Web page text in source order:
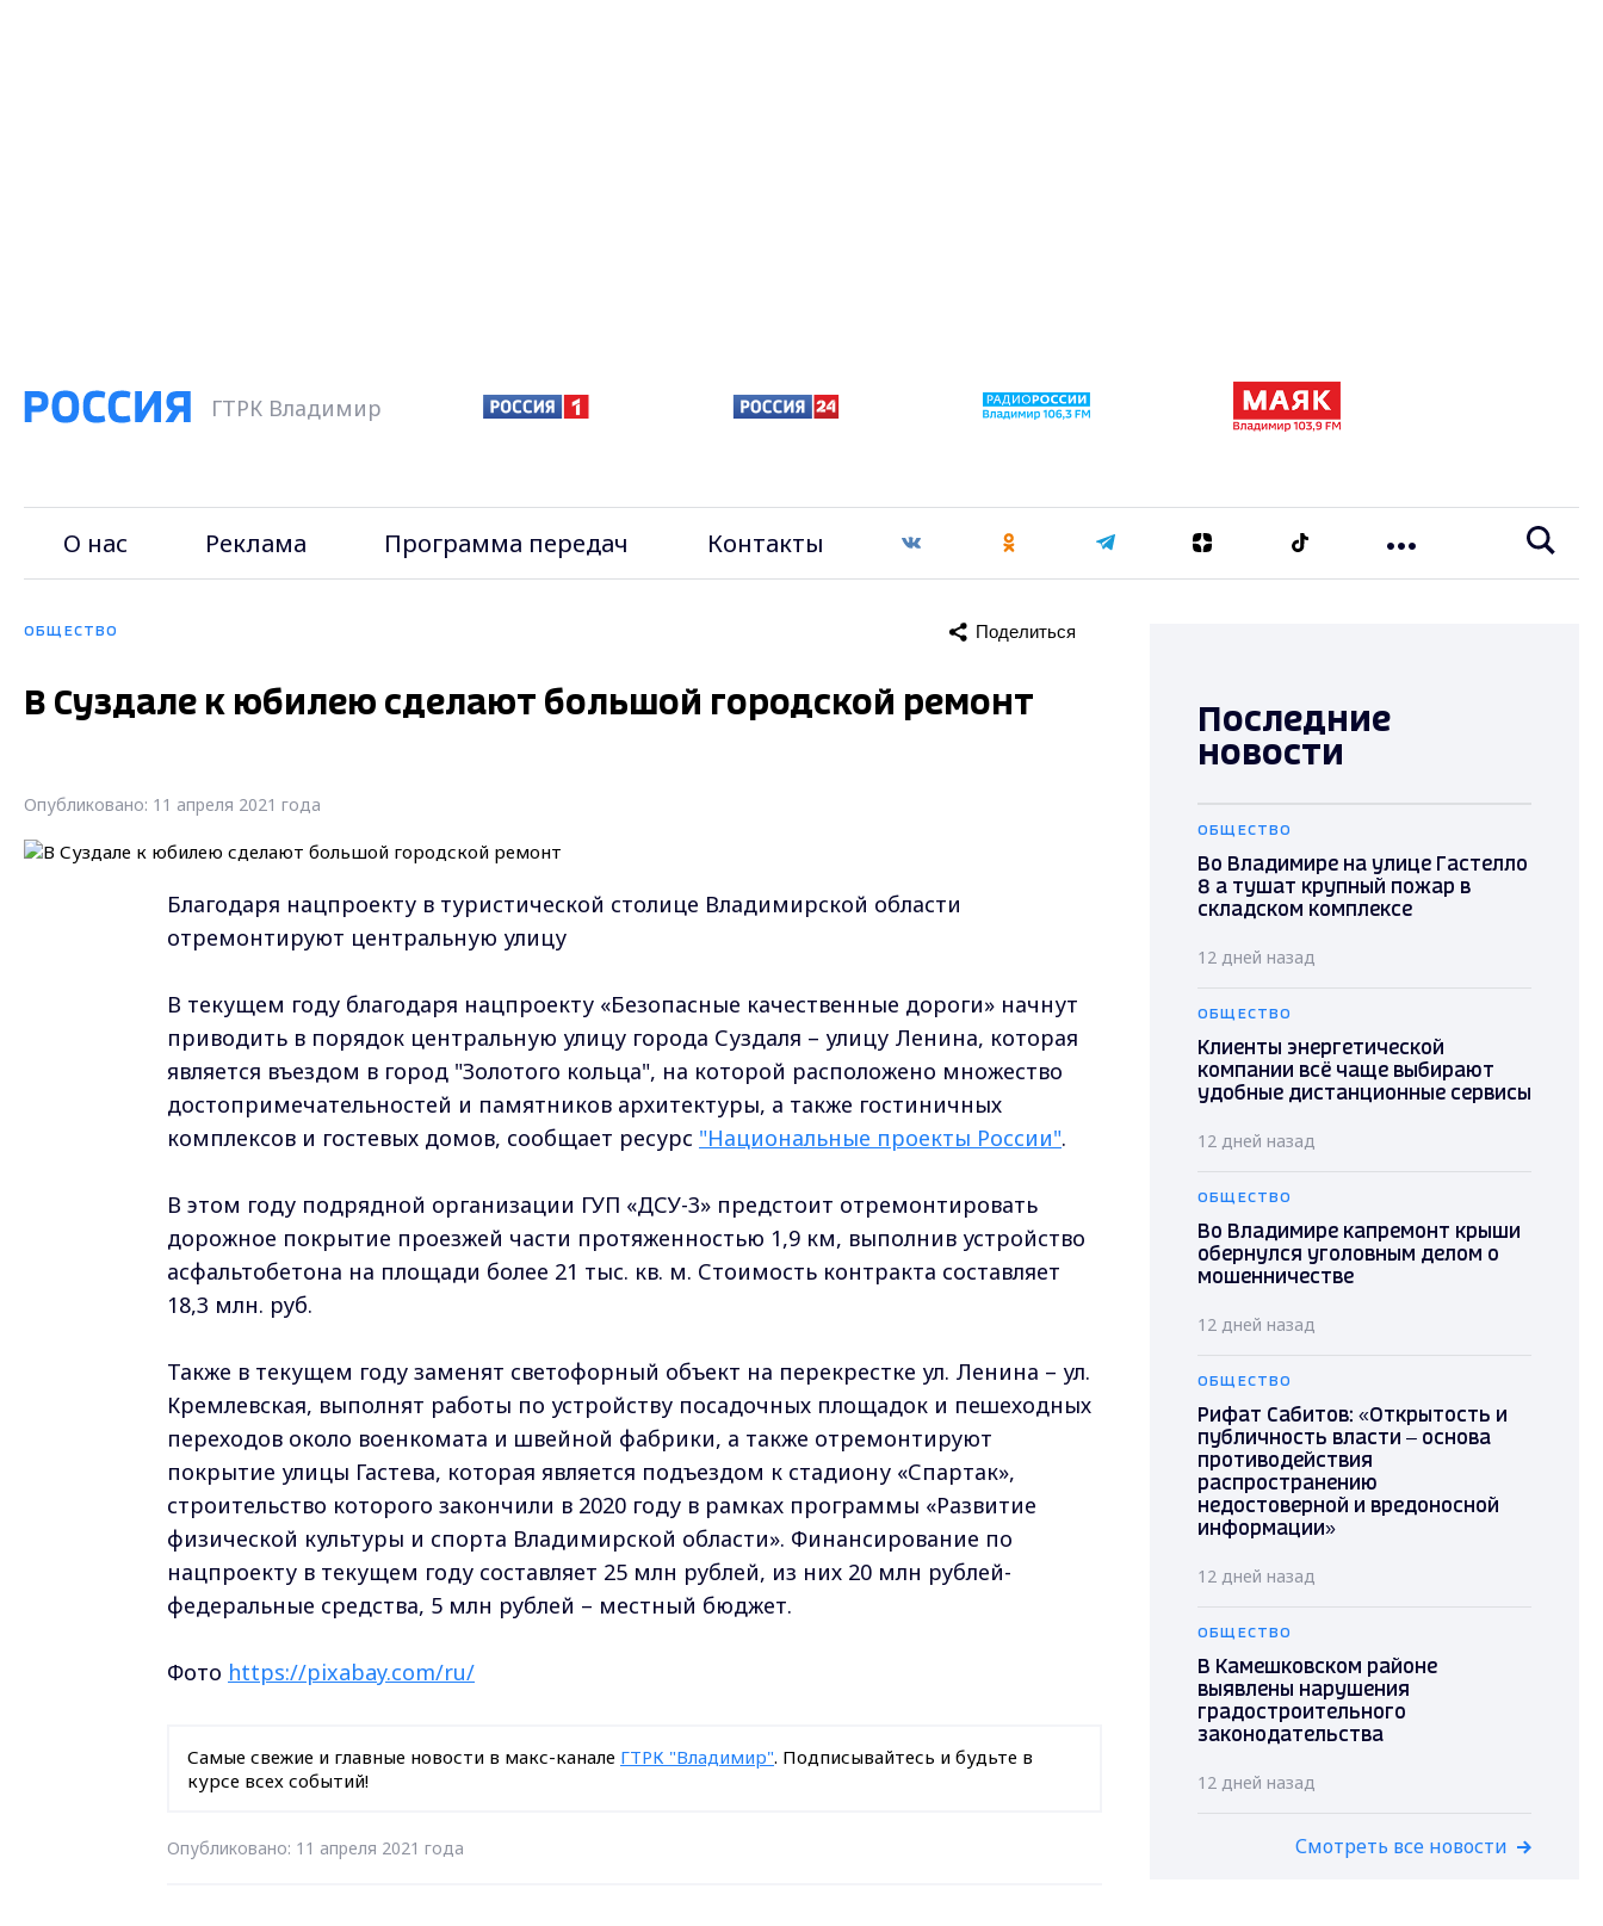
ГТРК Владимир
О нас Реклама Программа передач Контакты
ОБЩЕСТВО Поделиться
В Суздале к юбилею сделают большой городской ремонт
Опубликовано: 11 апреля 2021 года
Благодаря нацпроекту в туристической столице Владимирской области
отремонтируют центральную улицу
В текущем году благодаря нацпроекту «Безопасные качественные дороги» начнут
приводить в порядок центральную улицу города Суздаля – улицу Ленина, которая
является въездом в город "Золотого кольца", на которой расположено множество
достопримечательностей и памятников архитектуры, а также гостиничных
комплексов и гостевых домов, сообщает ресурс "Национальные проекты России".
В этом году подрядной организации ГУП «ДСУ-3» предстоит отремонтировать
дорожное покрытие проезжей части протяженностью 1,9 км, выполнив устройство
асфальтобетона на площади более 21 тыс. кв. м. Стоимость контракта составляет
18,3 млн. руб.
Также в текущем году заменят светофорный объект на перекрестке ул. Ленина – ул.
Кремлевская, выполнят работы по устройству посадочных площадок и пешеходных
переходов около военкомата и швейной фабрики, а также отремонтируют
покрытие улицы Гастева, которая является подъездом к стадиону «Спартак»,
строительство которого закончили в 2020 году в рамках программы «Развитие
физической культуры и спорта Владимирской области». Финансирование по
нацпроекту в текущем году составляет 25 млн рублей, из них 20 млн рублей-
федеральные средства, 5 млн рублей – местный бюджет.
Фото https://pixabay.com/ru/
Самые свежие и главные новости в макс-канале ГТРК "Владимир". Подписывайтесь и будьте в
курсе всех событий!
Опубликовано: 11 апреля 2021 года
Последние
новости
ОБЩЕСТВО
Во Владимире на улице Гастелло
8 а тушат крупный пожар в
складском комплексе
12 дней назад
ОБЩЕСТВО
Клиенты энергетической
компании всё чаще выбирают
удобные дистанционные сервисы
12 дней назад
ОБЩЕСТВО
Во Владимире капремонт крыши
обернулся уголовным делом о
мошенничестве
12 дней назад
ОБЩЕСТВО
Рифат Сабитов: «Открытость и
публичность власти – основа
противодействия
распространению
недостоверной и вредоносной
информации»
12 дней назад
ОБЩЕСТВО
В Камешковском районе
выявлены нарушения
градостроительного
законодательства
12 дней назад
Смотреть все новости